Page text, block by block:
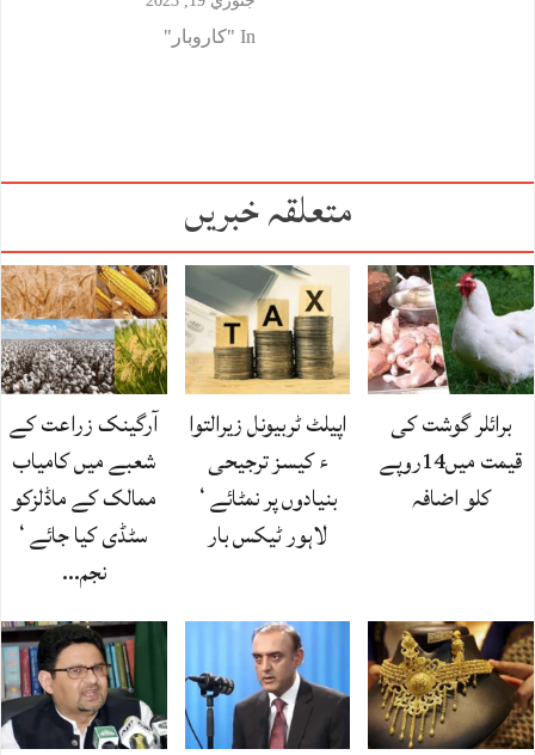
In "کاروبار"
متعلقہ خبریں
برائلر گوشت کی
قیمت میں14روپے
کلو اضافہ
اپیلٹ ٹربیونل زیرالتوا
ء کیسز ترجیحی
بنیادوں پر نمٹائے ‘
لاہور ٹیکس بار
آرگینک زراعت کے
شعبے میں کامیاب
ممالک کے ماڈلزکو
سٹڈی کیا جائے ‘
نجم…